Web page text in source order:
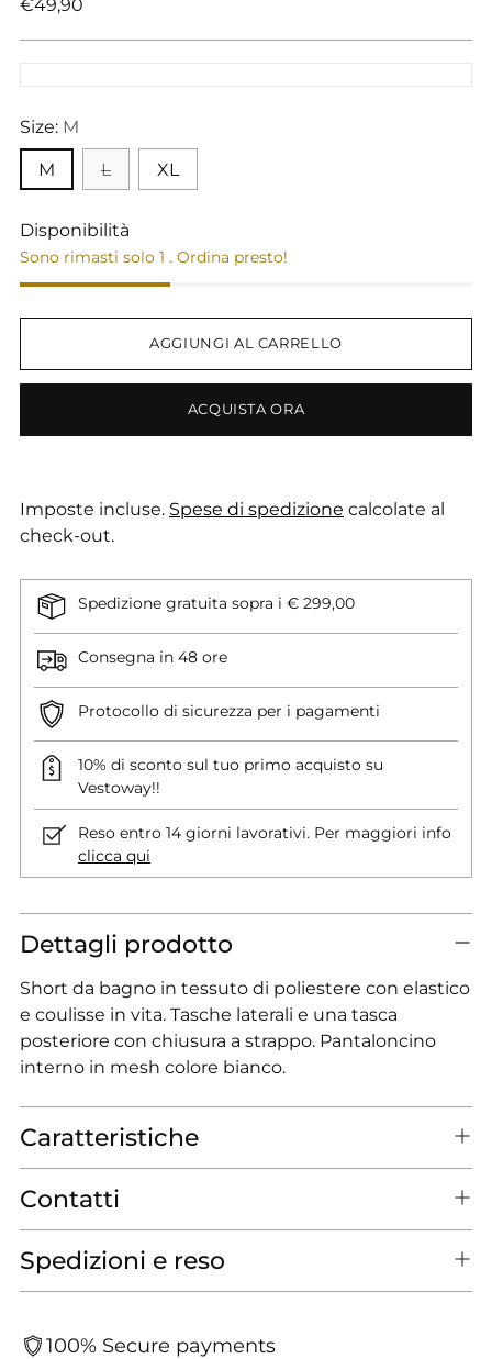
€49,90
Size: M
M
L XL
Disponibilità
Sono rimasti solo 1 . Ordina presto!
AGGIUNGI AL CARRELLO
ACQUISTA ORA
Imposte incluse. Spese di spedizione calcolate al
check-out.
Spedizione gratuita sopra i € 299,00
Consegna in 48 ore
Protocollo di sicurezza per i pagamenti
10% di sconto sul tuo primo acquisto su
Vestoway!!
Reso entro 14 giorni lavorativi. Per maggiori info
clicca qui
Dettagli prodotto
Short da bagno in tessuto di poliestere con elastico
e coulisse in vita. Tasche laterali e una tasca
posteriore con chiusura a strappo. Pantaloncino
interno in mesh colore bianco.
Caratteristiche
Contatti
Spedizioni e reso
100% Secure payments